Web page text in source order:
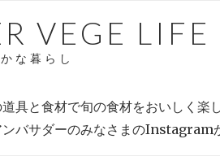
VEGE LIFE
な暮らし
具と食材で旬の食材をおいしく楽
バサダーのみなさまのInstagram